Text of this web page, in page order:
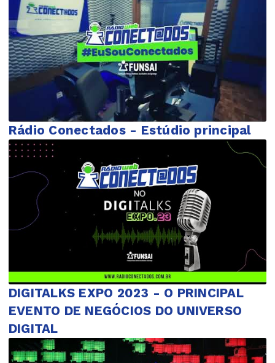
Rádio Conectados - Estúdio principal
DIGITALKS EXPO 2023 - O PRINCIPAL
EVENTO DE NEGÓCIOS DO UNIVERSO
DIGITAL